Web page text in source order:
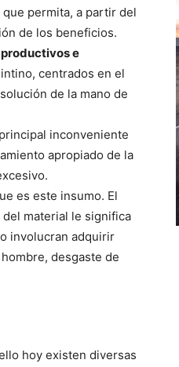
permita, a partir del
de los beneficios.
e
centrados en el
de la mano de
inconveniente
apropiado de la
es este insumo. El
material le significa
involucran adquirir
desgaste de
hoy existen diversas